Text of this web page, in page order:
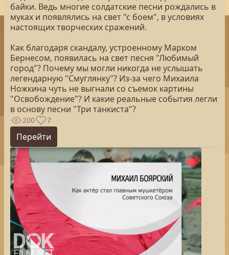
байки. Ведь многие солдатские песни рождались в
муках и появлялись на свет "с боем", в условиях
настоящих творческих сражений.
Как благодаря скандалу, устроенному Марком
Бернесом, появилась на свет песня "Любимый
город"? Почему мы могли никогда не услышать
легендарную "Смуглянку"? Из-за чего Михаила
Ножкина чуть не выгнали со съемок картины
"Освобождение"? И какие реальные события легли
в основу песни "Три танкиста"?
200 7
Перейти